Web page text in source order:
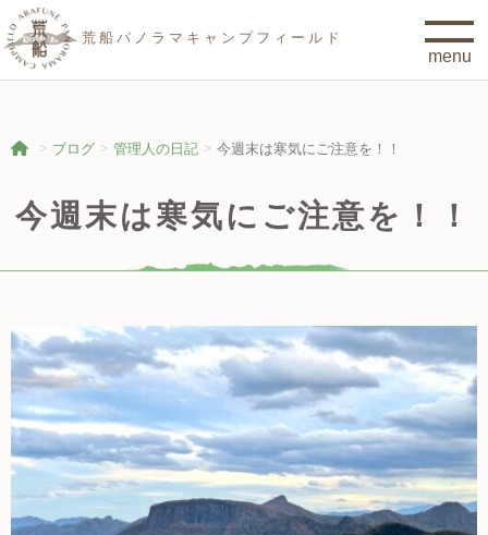
荒船パノラマキャンプフィールド
ブログ 管理人の日記 今週末は寒気にご注意を！！
今週末は寒気にご注意を！！